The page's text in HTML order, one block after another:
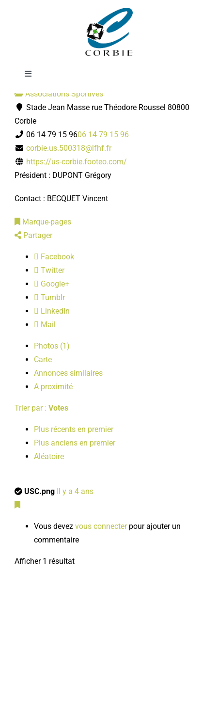
Toggle
Mairie
DÉMARCHES ADMINISTRATIVES
SERVICES MUNICIPAUX
PRATIQUE
LOISIRS
PUBLICATIONS
Football
Associations Sportives
Stade Jean Masse rue Théodore Roussel 80800
Corbie
06 14 79 15 9606 14 79 15 96
corbie.us.500318@lfhf.fr
https://us-corbie.footeo.com/
Président : DUPONT Grégory
Contact : BECQUET Vincent
Marque-pages
Partager
Facebook
Twitter
Google+
Tumblr
LinkedIn
Mail
Photos (1)
Carte
Annonces similaires
A proximité
Trier par : Votes
Plus récents en premier
Plus anciens en premier
Aléatoire
USC.png Il y a 4 ans
Vous devez vous connecterpour ajouter un
commentaire
Afficher 1 résultat